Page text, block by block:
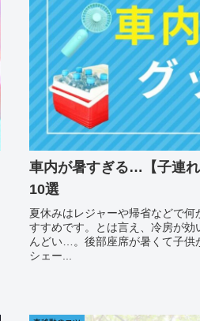
車内が暑すぎる…【子連
10選
夏休みはレジャーや帰省などで
すすめです。とは言え、冷房が
んどい…。後部座席が暑くて子供
シェー...